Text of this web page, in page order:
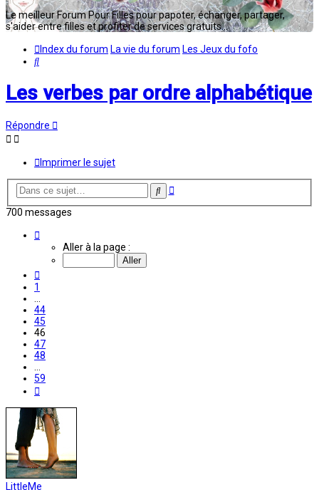
Le meilleur Forum Pour Filles pour papoter, échanger, partager,
s'aider entre filles et profiter de services gratuits...
Index du forum La vie du forum Les Jeux du fofo
Rechercher
Les verbes par ordre alphabétique
Répondre
Imprimer le sujet
Rechercher
Recherche
700 messages
Aller à la page :
1
44
45
46
47
48
59
LittleMe